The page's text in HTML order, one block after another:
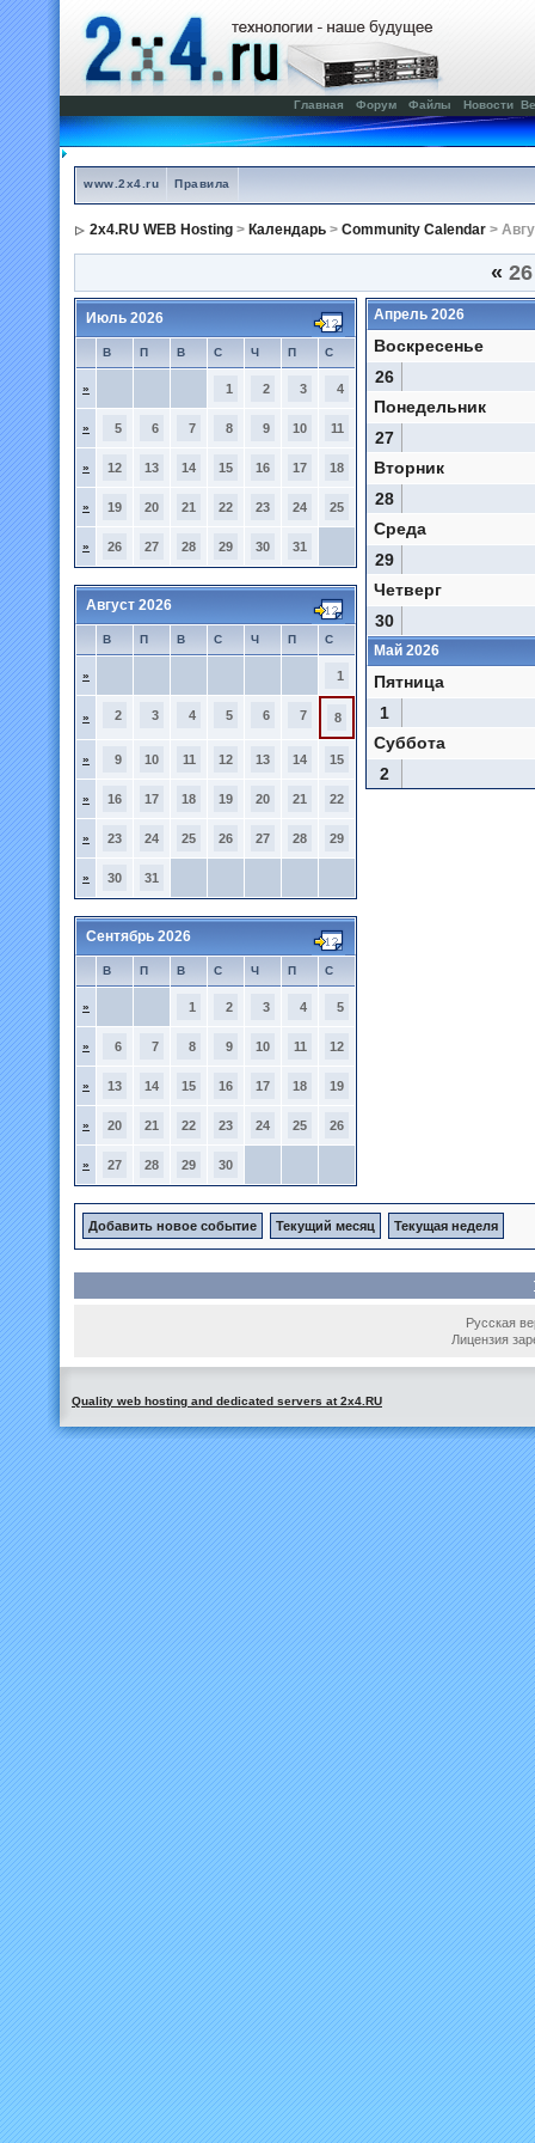
Главная Форум Файлы Новости
www.2x4.ru Правила
2x4.RU WEB Hosting > Календарь > Community Calendar >
«
Июль 2026
В П В С Ч П С
» 1 2 3 4
» 5 6 7 8 9 10 11
» 12 13 14 15 16 17 18
» 19 20 21 22 23 24 25
» 26 27 28 29 30 31
Август 2026
В П В С Ч П С
» 1
» 2 3 4 5 6 7 8
» 9 10 11 12 13 14 15
» 16 17 18 19 20 21 22
» 23 24 25 26 27 28 29
» 30 31
Сентябрь 2026
В П В С Ч П С
» 1 2 3 4 5
» 6 7 8 9 10 11 12
» 13 14 15 16 17 18 19
» 20 21 22 23 24 25 26
» 27 28 29 30
Апрель 2026
Воскресенье
26
Понедельник
27
Вторник
28
Среда
29
Четверг
30
Май 2026
Пятница
1
Суббота
2
Добавить новое событие Текущий месяц Текущая неделя
Русская
Лицензия
Quality web hosting and dedicated servers at 2x4.RU